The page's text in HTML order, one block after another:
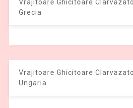
Vrajitoare Ghicitoare
Grecia
Vrajitoare Ghicitoare
Ungaria